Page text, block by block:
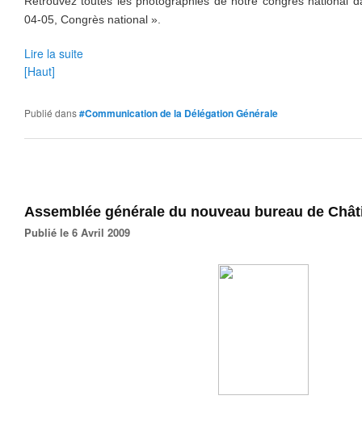
04-05, Congrès national ».
Lire la suite
[Haut]
Publié dans#Communication de la Délégation Générale
Assemblée générale du nouveau bureau de
Publié le 6 Avril 2009